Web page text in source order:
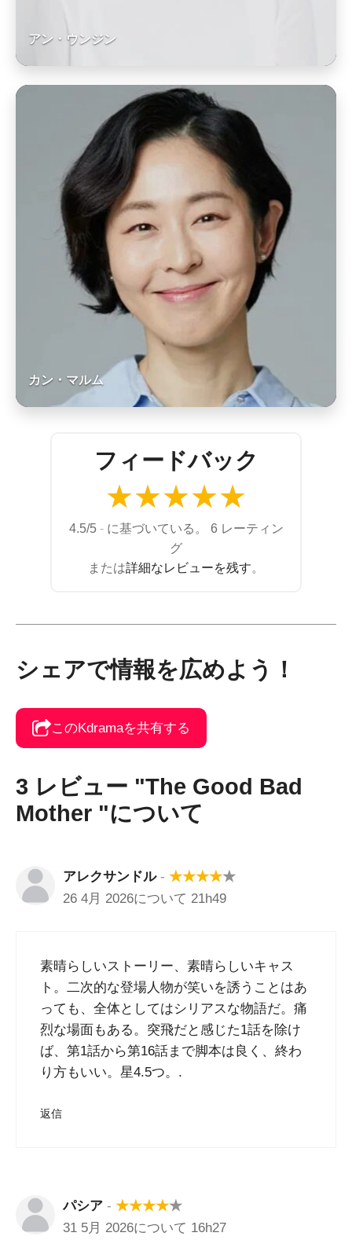
アン・ウンジン
カン・マルム
フィードバック
★★★★★
4.5/5 - に基づいている。 6 レーティン
グ
または詳細なレビューを残す。
シェアで情報を広めよう！
このKdramaを共有する
3 レビュー "The Good Bad
Mother "について
アレクサンドル - ★★★★★
26 4月 2026について 21h49
素晴らしいストーリー、素晴らしいキャス
ト。二次的な登場人物が笑いを誘うことはあ
っても、全体としてはシリアスな物語だ。痛
烈な場面もある。突飛だと感じた1話を除け
ば、第1話から第16話まで脚本は良く、終わ
り方もいい。星4.5つ。.
返信
パシア - ★★★★★
31 5月 2026について 16h27